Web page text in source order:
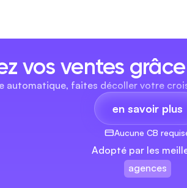
vos ventes
automatique, faites décoller votre
en savoir plus
Aucune CB
Adopté par les
agences